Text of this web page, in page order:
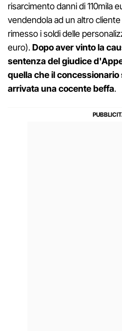
risarcimento danni di 110mila
vendendola ad un altro
rimesso i soldi delle
euro).Dopo aver vinto la
sentenza del giudice
quella che il concessionario
arrivata una cocente beffa.